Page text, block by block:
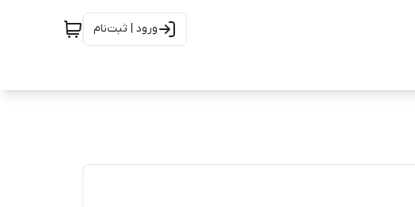
ورود | ثبت‌نام